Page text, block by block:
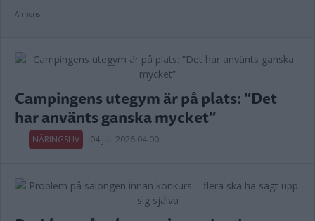
Annons:
Campingens utegym är på plats: ”Det
har använts ganska mycket”
NÄRINGSLIV 04 juli 2026 04.00